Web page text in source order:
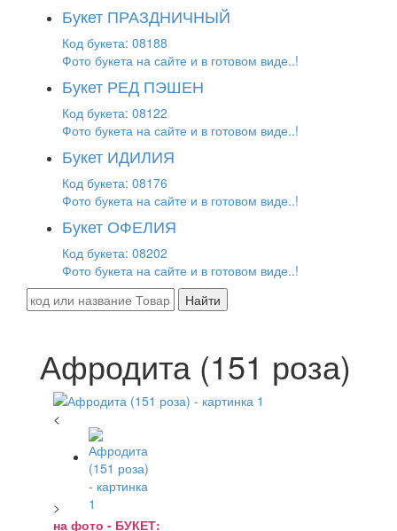
Букет ПРАЗДНИЧНЫЙ
Код букета: 08188
Фото букета на сайте и в готовом виде..!
Букет РЕД ПЭШЕН
Код букета: 08122
Фото букета на сайте и в готовом виде..!
Букет ИДИЛИЯ
Код букета: 08176
Фото букета на сайте и в готовом виде..!
Букет ОФЕЛИЯ
Код букета: 08202
Фото букета на сайте и в готовом виде..!
Найти
Афродита (151 роза)
<
>
на фото - БУКЕТ: